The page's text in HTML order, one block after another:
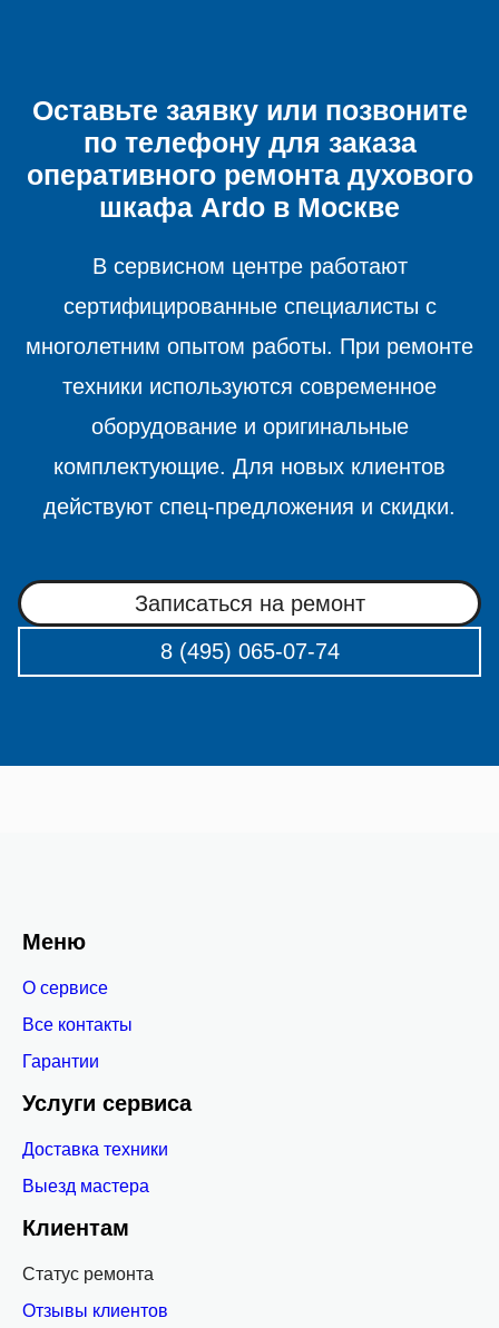
Оставьте заявку или позвоните
по телефону для заказа
оперативного ремонта духового
шкафа Ardo в Москве
В сервисном центре работают
сертифицированные специалисты с
многолетним опытом работы. При ремонте
техники используются современное
оборудование и оригинальные
комплектующие. Для новых клиентов
действуют спец-предложения и скидки.
Записаться на ремонт
8 (495) 065-07-74
Меню
О сервисе
Все контакты
Гарантии
Услуги сервиса
Доставка техники
Выезд мастера
Клиентам
Статус ремонта
Отзывы клиентов